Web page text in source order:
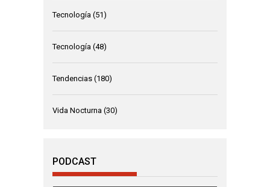
Tecnología (51)
Tecnología (48)
Tendencias (180)
Vida Nocturna (30)
PODCAST